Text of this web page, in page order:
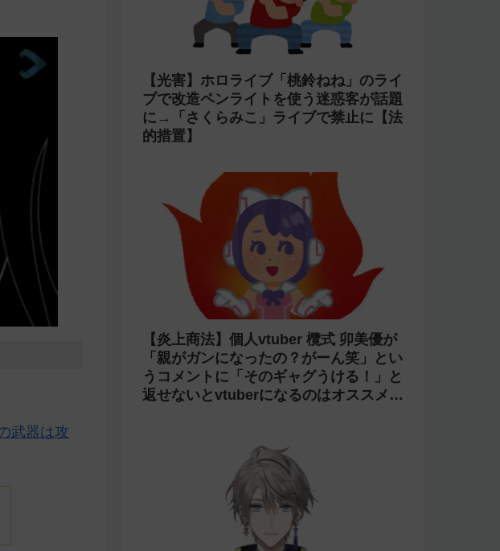
武器は攻
【光害】ホロライブ「桃鈴ねね」のライ
ブで改造ペンライトを使う迷惑客が話題
に→「さくらみこ」ライブで禁止に【法
的措置】
【炎上商法】個人vtuber 欖式 卯美優が
「親がガンになったの？がーん笑」とい
うコメントに「そのギャグうける！」と
返せないとvtuberになるのはオススメし